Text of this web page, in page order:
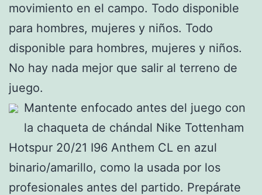
movimiento en el campo. Todo disponible
para hombres, mujeres y niños. Todo
disponible para hombres, mujeres y niños.
No hay nada mejor que salir al terreno de
juego.
Mantente enfocado antes del juego con
la chaqueta de chándal Nike Tottenham
Hotspur 20/21 I96 Anthem CL en azul
binario/amarillo, como la usada por los
profesionales antes del partido. Prepárate